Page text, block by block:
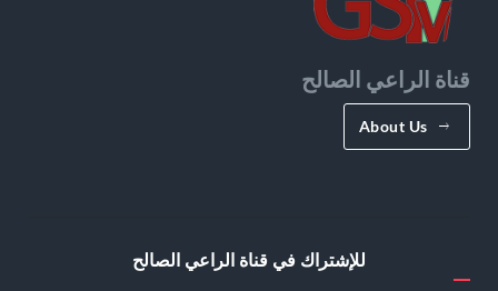
قناة الراعي الصالح
About Us
للإشتراك في قناة الراعي الصالح